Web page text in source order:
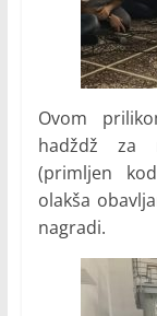
Ovom
hadždž za
(primljen
olakša
nagradi.